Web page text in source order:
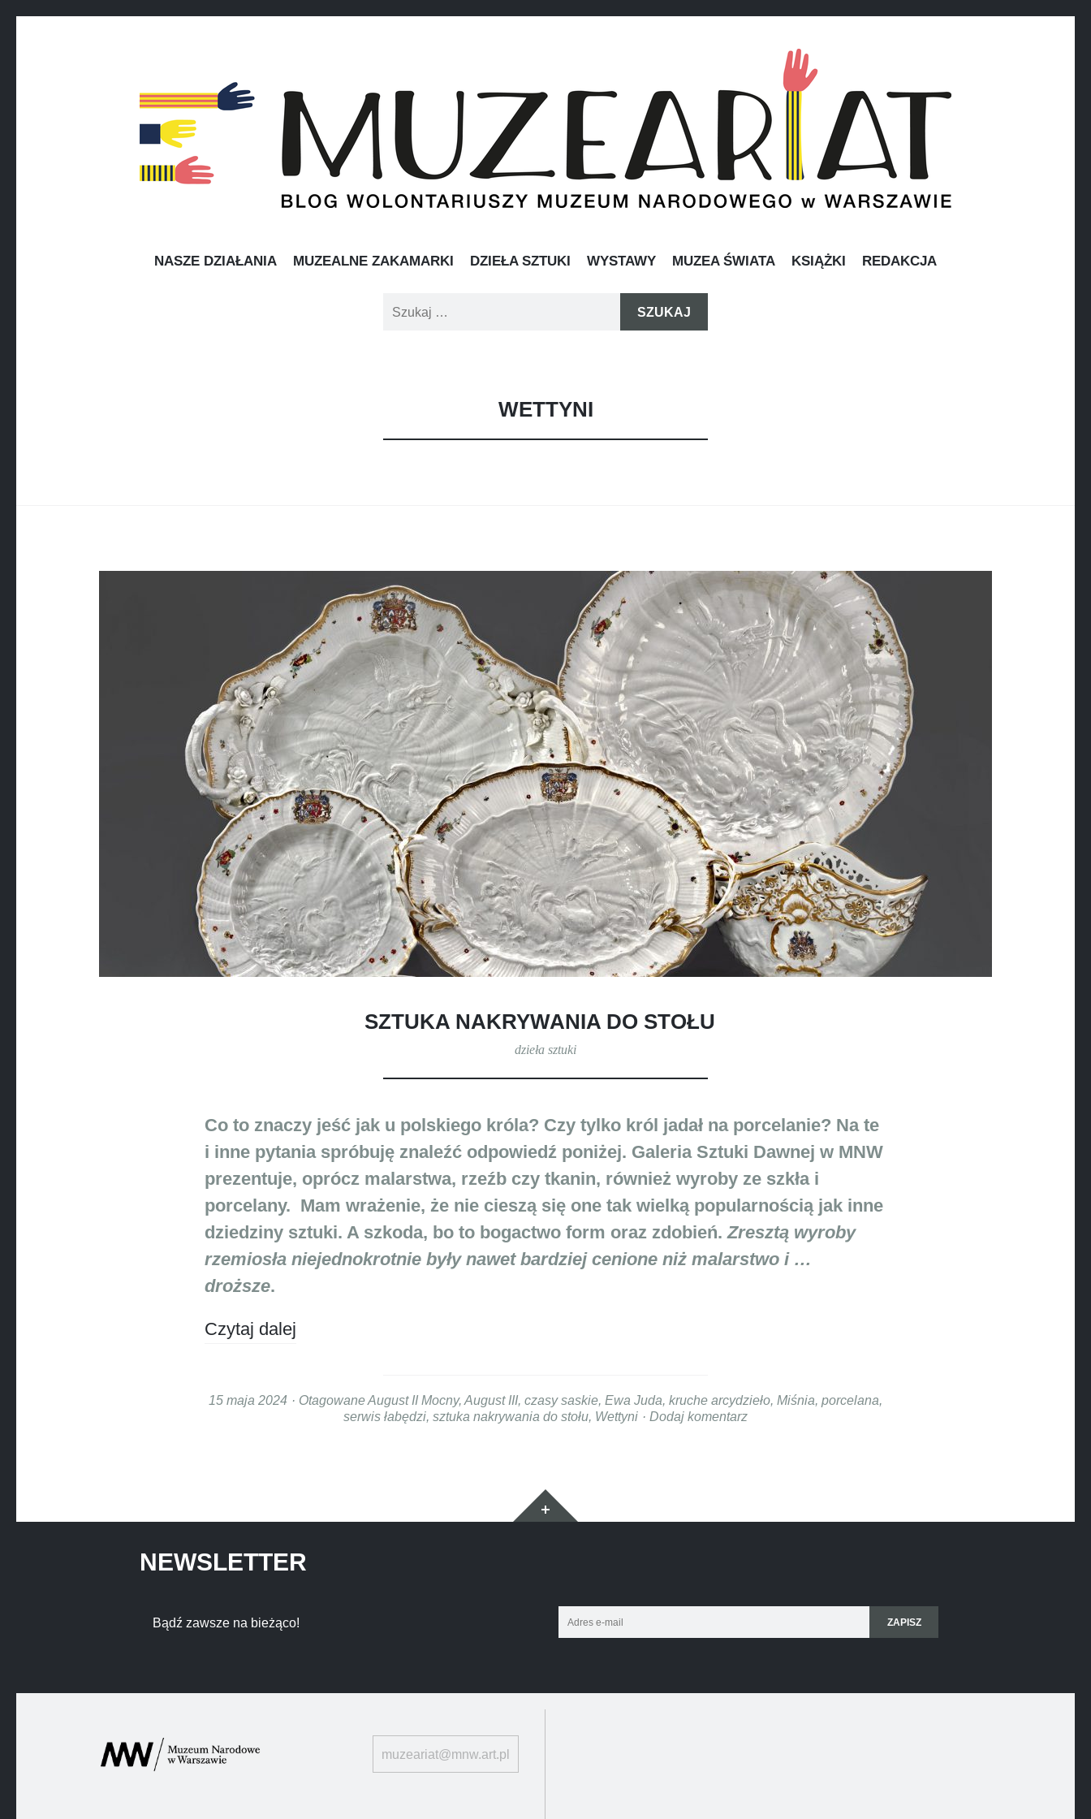
MUZEARIAT
PRZESKOCZ
NASZE DZIAŁANIA MUZEALNE ZAKAMARKI DZIEŁA SZTUKI WYSTAWY MUZEA ŚWIATA KSIĄŻKI REDAKCJA
Szukaj:
WETTYNI
SZTUKA NAKRYWANIA DO STOŁU
dzieła sztuki
Co to znaczy jeść jak u polskiego króla? Czy tylko król jadał na porcelanie? Na te
i inne pytania spróbuję znaleźć odpowiedź poniżej. Galeria Sztuki Dawnej w MNW
prezentuje, oprócz malarstwa, rzeźb czy tkanin, również wyroby ze szkła i
porcelany. Mam wrażenie, że nie cieszą się one tak wielką popularnością jak inne
dziedziny sztuki. A szkoda, bo to bogactwo form oraz zdobień.Zresztą wyroby
rzemiosła niejednokrotnie były nawet bardziej cenione niż malarstwo i …
droższe.
Czytaj dalej
15 maja 2024 OtagowaneAugust II Mocny, August III, czasy saskie, Ewa Juda, kruche arcydzieło, Miśnia, porcelana,
serwis łabędzi, sztuka nakrywania do stołu, Wettyni Dodaj komentarz
Widgety
NEWSLETTER
Bądź zawsze na bieżąco!
e-
muzeariat@mnw.art.pl